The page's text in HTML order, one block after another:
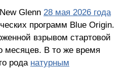
Glenn 28 мая 2026 года
программ Blue Origin.
взрывом стартовой
месяцев. В то же время
рода натурным